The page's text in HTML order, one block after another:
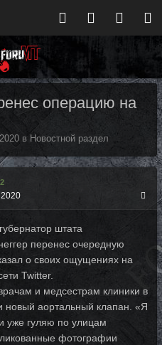
операцию на
в Новостной раздел
штата
перенес очередную
о своих ощущениях на
Twitter.
и медсестрам клиники в
новый аортальный клапан. «Я
уже гуляю по улицам
фотографии